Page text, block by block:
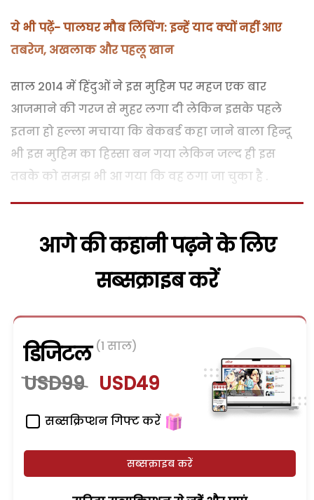
ये भी पढ़ें-पालघर मौब लिंचिंग: इन्हें याद क्यों नहीं आए
तबरेज, अखलाक और पहलू खान
साल 2014 में हिंदुओं ने इस मुहिम पर महज एक बार
आजमाने की गरज से मुहर लगा दी लेकिन इसके पहले
इतना हो हल्ला मचाया कि बेकबर्ड कहा जाने बाला हिन्दू
भी इस मुहिम का हिस्सा बन गया लेकिन जल्द ही इस
तबके को समझ भी आ गया कि वह ठगा जा चुका है .
आगे की कहानी पढ़ने के लिए
सब्सक्राइब करें
डिजिटल (1 साल)
USD99 USD49
सब्सक्रिप्शन गिफ्ट करें
सब्सक्राइब करें